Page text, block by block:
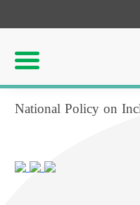
National Policy on